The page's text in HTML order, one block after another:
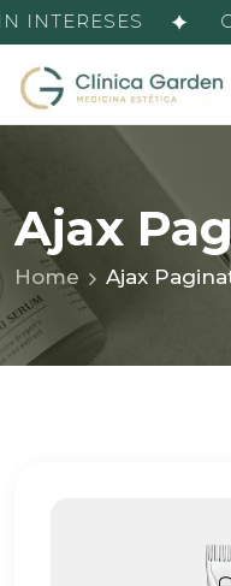
Ajax
Home Ajax